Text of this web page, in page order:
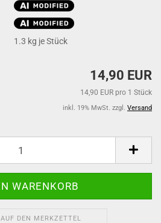
1.3 kg je Stück
14,90 EUR
14,90 EUR pro 1 Stück
inkl. 19% MwSt. zzgl. Versand
AUF DEN MERKZETTEL